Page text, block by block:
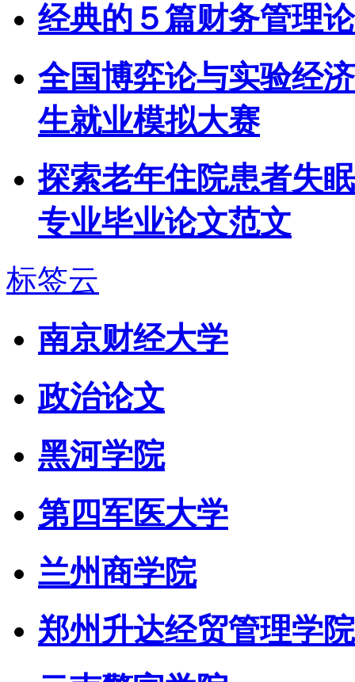
经典的５篇财务管理
全国博弈论与实验经
生就业模拟大赛
探索老年住院患者失
专业毕业论文范文
标签云
南京财经大学
政治论文
黑河学院
第四军医大学
兰州商学院
郑州升达经贸管理学院